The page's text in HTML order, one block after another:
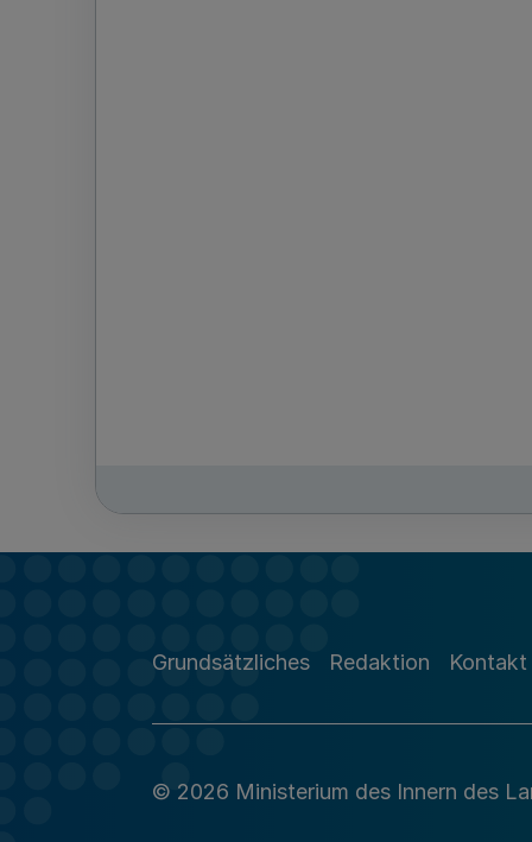
Grundsätzliches Redaktion Kontakt
© 2026 Ministerium des Innern des